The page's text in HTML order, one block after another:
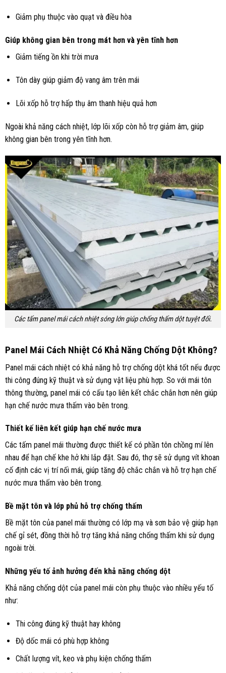
Giảm phụ thuộc vào quạt và điều hòa
Giúp không gian bên trong mát hơn và yên tĩnh hơn
Giảm tiếng ồn khi trời mưa
Tôn dày giúp giảm độ vang âm trên mái
Lõi xốp hỗ trợ hấp thụ âm thanh hiệu quả hơn
Ngoài khả năng cách nhiệt, lớp lõi xốp còn hỗ trợ giảm âm, giúp
không gian bên trong yên tĩnh hơn.
Các tấm panel mái cách nhiệt sóng lớn giúp chống thấm dột tuyệt đối.
Panel Mái Cách Nhiệt Có Khả Năng Chống Dột Không?
Panel mái cách nhiệt có khả năng hỗ trợ chống dột khá tốt nếu được
thi công đúng kỹ thuật và sử dụng vật liệu phù hợp. So với mái tôn
thông thường, panel mái có cấu tạo liên kết chắc chắn hơn nên giúp
hạn chế nước mưa thấm vào bên trong.
Thiết kế liên kết giúp hạn chế nước mưa
Các tấm panel mái thường được thiết kế có phần tôn chồng mí lên
nhau để hạn chế khe hở khi lắp đặt. Sau đó, thợ sẽ sử dụng vít khoan
cố định các vị trí nối mái, giúp tăng độ chắc chắn và hỗ trợ hạn chế
nước mưa thấm vào bên trong.
Bề mặt tôn và lớp phủ hỗ trợ chống thấm
Bề mặt tôn của panel mái thường có lớp mạ và sơn bảo vệ giúp hạn
chế gỉ sét, đồng thời hỗ trợ tăng khả năng chống thấm khi sử dụng
ngoài trời.
Những yếu tố ảnh hưởng đến khả năng chống dột
Khả năng chống dột của panel mái còn phụ thuộc vào nhiều yếu tố
như:
Thi công đúng kỹ thuật hay không
Độ dốc mái có phù hợp không
Chất lượng vít, keo và phụ kiện chống thấm